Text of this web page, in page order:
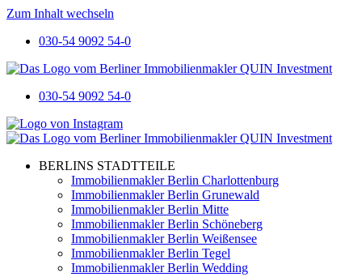
Zum Inhalt wechseln
030-54 9092 54-0
030-54 9092 54-0
BERLINS STADTTEILE
Immobilienmakler Berlin Charlottenburg
Immobilienmakler Berlin Grunewald
Immobilienmakler Berlin Mitte
Immobilienmakler Berlin Schöneberg
Immobilienmakler Berlin Weißensee
Immobilienmakler Berlin Tegel
Immobilienmakler Berlin Wedding